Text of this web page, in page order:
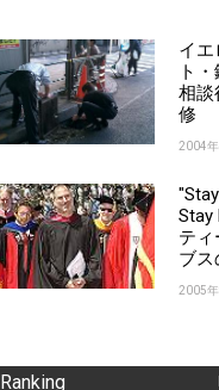
イエ
ト
相談
修
2004
Stay
ティ
ブス
2005
Ranking